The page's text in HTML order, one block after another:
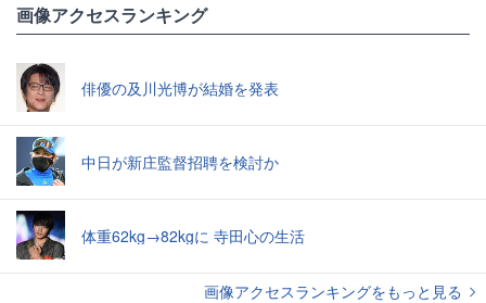
画像アクセスランキング
俳優の及川光博が結婚を発表
中日が新庄監督招聘を検討か
体重62kg→82kgに 寺田心の生活
画像アクセスランキングをもっと見る